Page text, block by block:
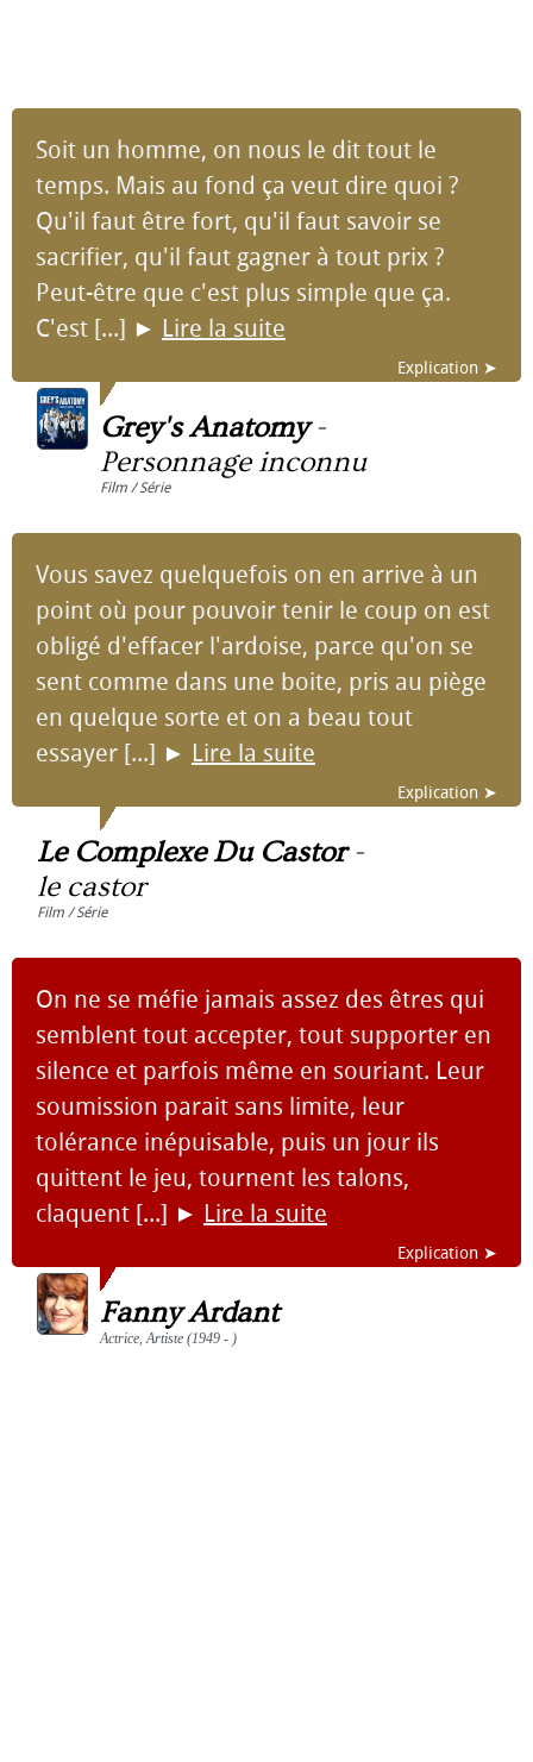
Soit un homme, on nous le dit tout le
temps. Mais au fond ça veut dire quoi ?
Qu'il faut être fort, qu'il faut savoir se
sacrifier, qu'il faut gagner à tout prix ?
Peut-être que c'est plus simple que ça.
C'est [...] ► Lire la suite
Explication ➤
Grey's Anatomy-
Personnage inconnu
Film / Série
Vous savez quelquefois on en arrive à un
point où pour pouvoir tenir le coup on est
obligé d'effacer l'ardoise, parce qu'on se
sent comme dans une boite, pris au piège
en quelque sorte et on a beau tout
essayer [...] ► Lire la suite
Explication ➤
Le Complexe Du Castor-
le castor
Film / Série
On ne se méfie jamais assez des êtres qui
semblent tout accepter, tout supporter en
silence et parfois même en souriant. Leur
soumission parait sans limite, leur
tolérance inépuisable, puis un jour ils
quittent le jeu, tournent les talons,
claquent [...] ► Lire la suite
Explication ➤
Fanny Ardant
Actrice, Artiste (1949 - )